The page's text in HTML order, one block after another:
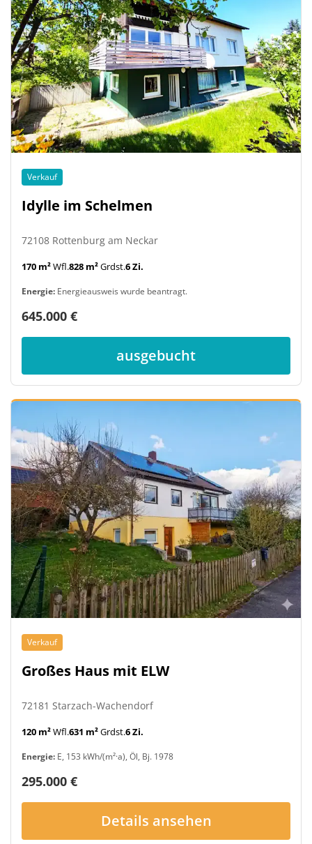
Verkauf
Idylle im Schelmen
72108 Rottenburg am Neckar
170 m²Wfl.828 m²Grdst.6 Zi.
Energie: Energieausweis wurde beantragt.
645.000 €
ausgebucht
Verkauf
Großes Haus mit ELW
72181 Starzach-Wachendorf
120 m²Wfl.631 m²Grdst.6 Zi.
Energie: E, 153 kWh/(m²·a), Öl, Bj. 1978
295.000 €
Details ansehen